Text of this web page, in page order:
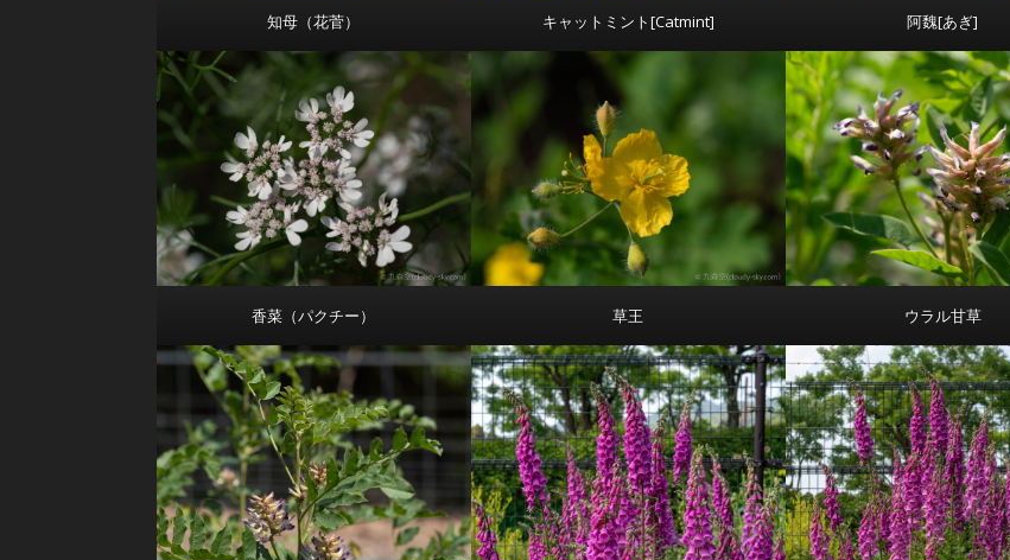
知母（花菅） キャットミント[Catmint] 阿魏[あぎ]
香菜（パクチー） 草王 ウラル甘草